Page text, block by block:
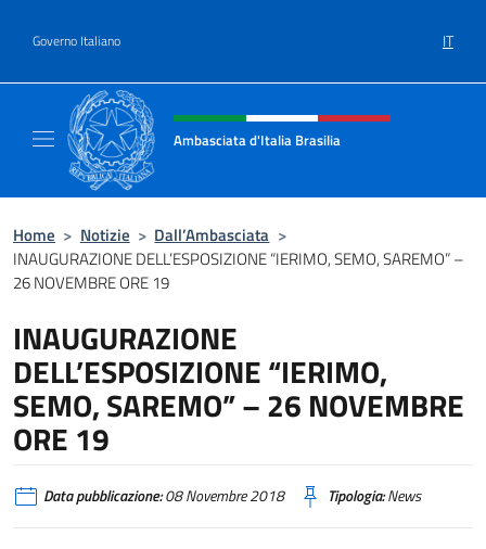
Governo Italiano IT
Intestazione sito, social e menù
Ambasciata d'Italia Brasilia
Home > Notizie > Dall’Ambasciata >
INAUGURAZIONE DELL’ESPOSIZIONE “IERIMO, SEMO, SAREMO” –
26 NOVEMBRE ORE 19
INAUGURAZIONE
DELL’ESPOSIZIONE “IERIMO,
SEMO, SAREMO” – 26 NOVEMBRE
ORE 19
Data pubblicazione:08 Novembre 2018 Tipologia:News